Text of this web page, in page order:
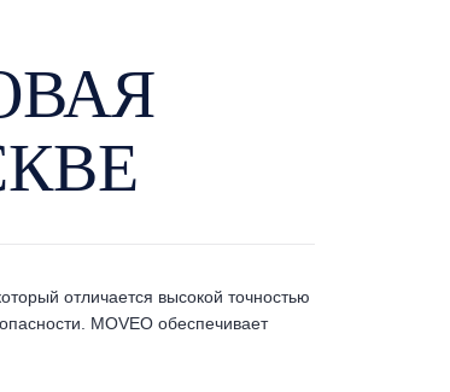
отличается высокой точностью
MOVEO обеспечивает